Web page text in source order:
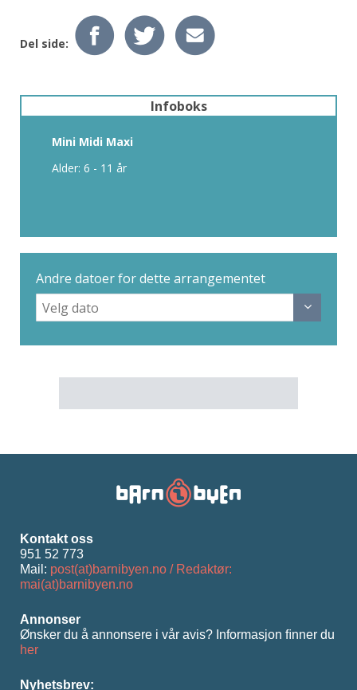
Del side:
Infoboks
Mini Midi Maxi
Alder: 6 - 11 år
Andre datoer for dette arrangementet
Kontakt oss
951 52 773
Mail: post(at)barnibyen.no / Redaktør:
mai(at)barnibyen.no
Annonser
Ønsker du å annonsere i vår avis? Informasjon ﬁnner du
her
Nyhetsbrev: